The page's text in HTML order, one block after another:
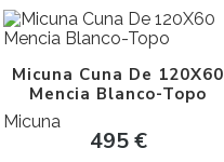
Micuna Cuna De 120X60
Mencia Blanco-Topo
Micuna
495€